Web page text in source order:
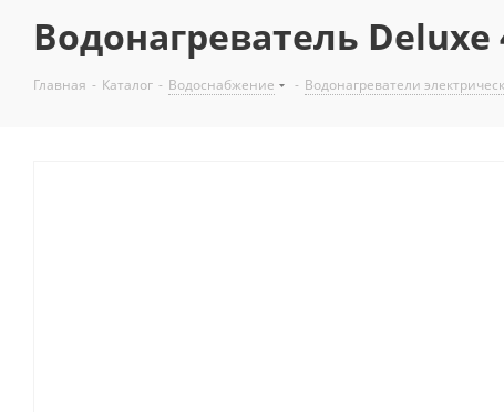
Водонагреватель
Главная - Каталог - Водоснабжение - Водонагреватели